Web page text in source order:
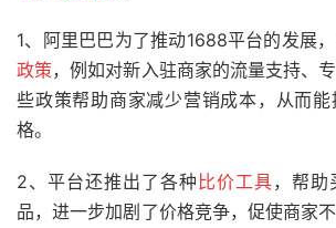
1、阿里巴巴为了推动1688平台的发展
政策，例如对新入驻商家的流量支持、
些政策帮助商家减少营销成本，从而
格。
2、平台还推出了各种 比价工具，帮助
品，进一步加剧了价格竞争，促使商家